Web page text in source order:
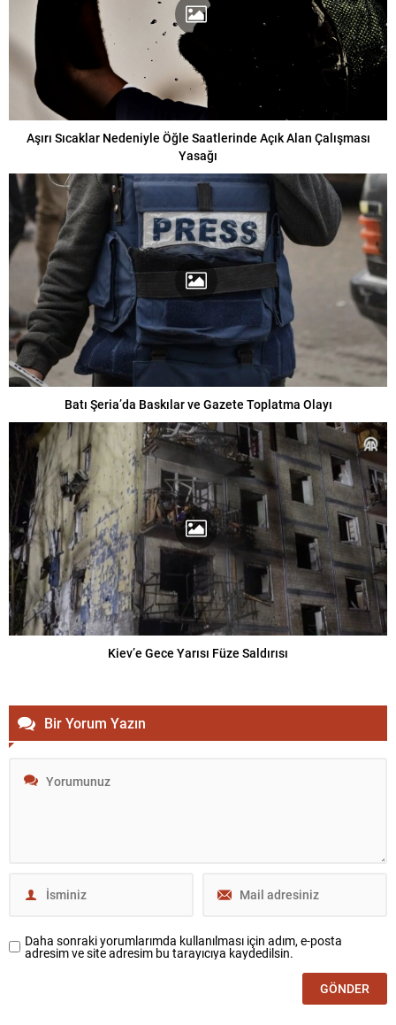
Aşırı Sıcaklar Nedeniyle Öğle Saatlerinde Açık Alan Çalışması
Yasağı
Batı Şeria’da Baskılar ve Gazete Toplatma Olayı
Kiev’e Gece Yarısı Füze Saldırısı
Bir Yorum Yazın
Daha sonraki yorumlarımda kullanılması için adım, e-posta
adresim ve site adresim bu tarayıcıya kaydedilsin.